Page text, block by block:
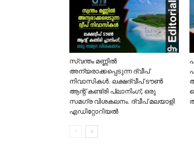
സ്വന്തം മണ്ണിൽ
അന്യരാക്കപ്പെടുന്ന ദ്വീപ്
നിവാസികൾ. ലക്ഷദ്വീപ് ടൗൺ
ആന്റ് കണ്ട്രി പ്ലാനിംഗ്; ഒരു
സമഗ്ര വിശകലനം. ദ്വീപ് മലയാളി
എഡിറ്റോറിയൽ